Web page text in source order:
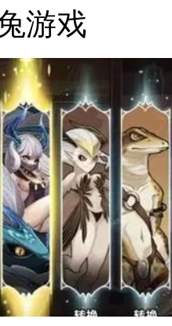
游戏